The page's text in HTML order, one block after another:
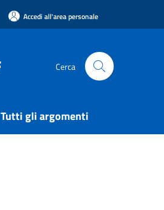
Accedi all'area personale
Cerca
Tutti gli argomenti